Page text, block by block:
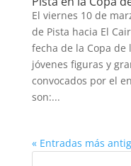
El viernes 10 de
de Pista hacia El
fecha de la Copa
jóvenes figuras y
convocados por el
son:...
« Entradas más